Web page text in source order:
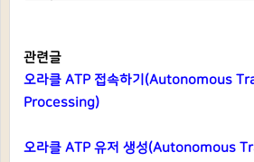
관련글
오라클 ATP 접속하기(Autonomous
Processing)
오라클 ATP 유저 생성(Autonomous